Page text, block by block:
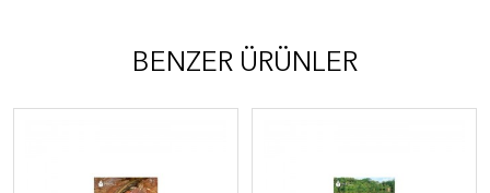
BENZER ÜRÜNLER